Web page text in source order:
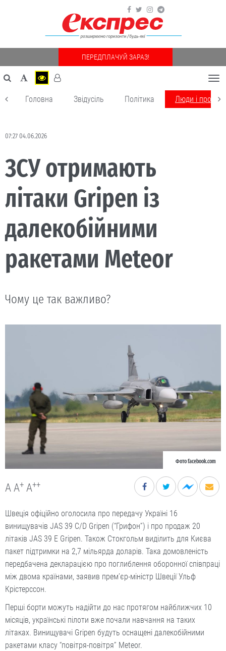
ПЕРЕДПЛАЧУЙ ЗАРАЗ!
Головна Звідусіль Політика Люди і
07:27 04.06.2026
ЗСУ отримають
літаки Gripen із
далекобійними
ракетами Meteor
Чому це так важливо?
Фото facebook.com
A A+ A++
Швеція офіційно оголосила про передачу Україні 16
винищувачів JAS 39 C/D Gripen (“Грифон”) і про продаж 20
літаків JAS 39 Е Gripen. Також Стокгольм виділить для Києва
пакет підтримки на 2,7 мільярда доларів. Така домовленість
передбачена декларацією про поглиблення оборонної співпраці
між двома країнами, заявив прем’єр-міністр Швеції Ульф
Крістерссон.
Перші борти можуть надійти до нас протягом найближчих 10
місяців, українські пілоти вже почали навчання на таких
літаках. Винищувачі Gripen будуть оснащені далекобійними
ракетами класу “повіт­ря-повітря” Meteor.